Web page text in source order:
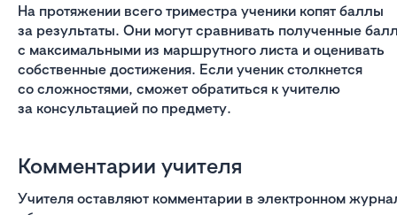
На протяжении всего триместра ученики копят баллы
за результаты. Они могут сравнивать полученные
с максимальными из маршрутного листа и оценивать
собственные достижения. Если ученик столкнется
со сложностями, сможет обратиться к учителю
за консультацией по предмету.
Комментарии учителя
Учителя оставляют комментарии в электронном